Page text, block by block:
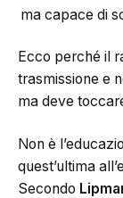
ma capace di
Ecco perché il
trasmissione e
ma deve
Non è
quest’ultima
Secondo